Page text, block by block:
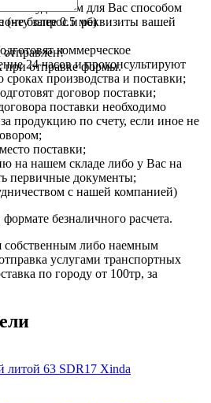
(не более 0.5 мб)
при отправке формы.
удобным для Вас способом
запрос и реквизиты вашей
коммерческое
24 часов и проконсультируют
производства и поставки;
договор поставки;
поставки необходимо
продукцию по счету, если иное не
поставки;
на нашем складе либо у Вас на
первичные документы;
с нашей компанией)
безналичного расчета.
собственным либо наемным
услугами транспортных
по городу от 100тр, за
литой 63 SDR17 Xinda